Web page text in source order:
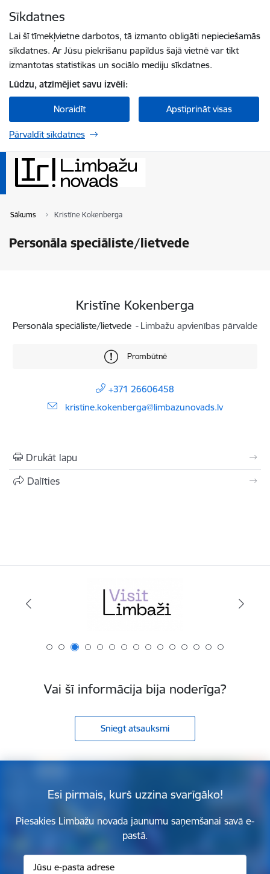
Sīkdatnes
Lai šī tīmekļvietne darbotos, tā izmanto obligāti nepieciešamās
sīkdatnes. Ar Jūsu piekrišanu papildus šajā vietnē var tikt
izmantotas statistikas un sociālo mediju sīkdatnes.
Lūdzu, atzīmējiet savu izvēli:
Noraidīt Apstiprināt visas
Pārvaldīt sīkdatnes
Sākums Kristīne Kokenberga
Personāla speciāliste/lietvede
Kristīne Kokenberga
Personāla speciāliste/lietvede Limbažu apvienības pārvalde
Prombūtnē
+371 26606458
E-pasts:
kristine.kokenberga@limbazunovads.lv
Drukāt lapu
Dalīties
Vai šī informācija bija noderīga?
Sniegt atsauksmi
Esi pirmais, kurš uzzina svarīgāko!
Piesakies Limbažu novada jaunumu saņemšanai savā e-
pastā.